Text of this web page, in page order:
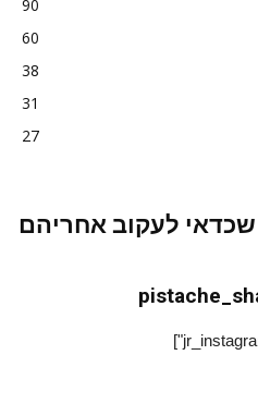
90
60
38
31
27
לעקוב אחריהם